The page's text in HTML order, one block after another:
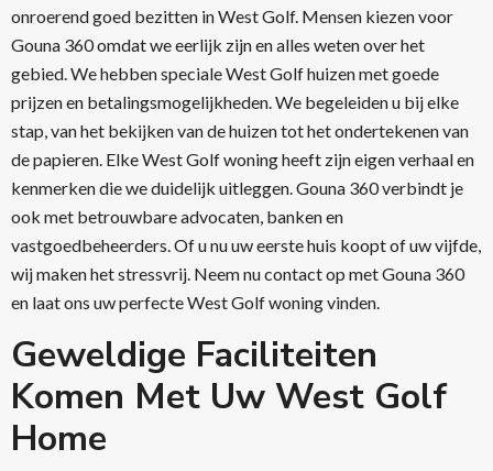
onroerend goed bezitten in West Golf. Mensen kiezen voor
Gouna 360 omdat we eerlijk zijn en alles weten over het
gebied. We hebben speciale West Golf huizen met goede
prijzen en betalingsmogelijkheden. We begeleiden u bij elke
stap, van het bekijken van de huizen tot het ondertekenen van
de papieren. Elke West Golf woning heeft zijn eigen verhaal en
kenmerken die we duidelijk uitleggen. Gouna 360 verbindt je
ook met betrouwbare advocaten, banken en
vastgoedbeheerders. Of u nu uw eerste huis koopt of uw vijfde,
wij maken het stressvrij. Neem nu contact op met Gouna 360
en laat ons uw perfecte West Golf woning vinden.
Geweldige Faciliteiten
Komen Met Uw West Golf
Home